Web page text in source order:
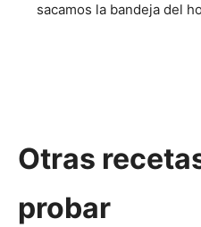
sacamos la bandeja del
Otras
probar